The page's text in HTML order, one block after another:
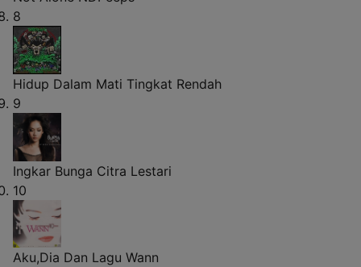
8
Hidup Dalam Mati Tingkat Rendah
9
Ingkar Bunga Citra Lestari
10
Aku,Dia Dan Lagu Wann